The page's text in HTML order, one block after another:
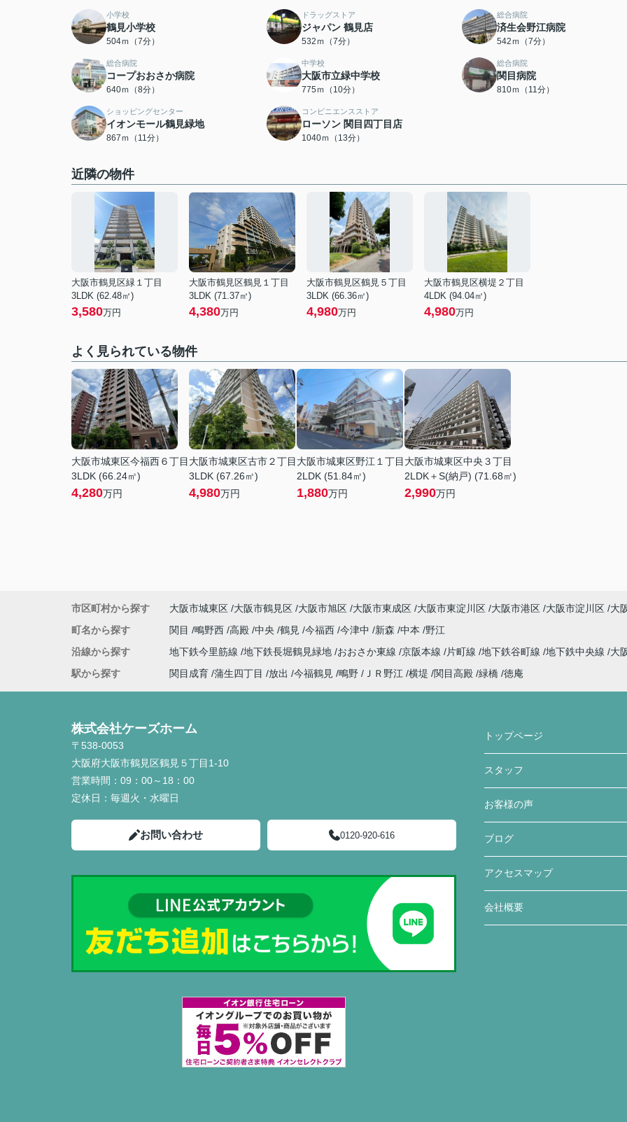
小学校
鶴見小学校
504ｍ（7分）
ドラッグストア
ジャパン 鶴見店
532ｍ（7分）
総合病院
済生会野江病院
542ｍ（7分）
総合病院
コープおおさか病院
640ｍ（8分）
中学校
大阪市立緑中学校
775ｍ（10分）
総合病院
関目病院
810ｍ（11分）
ショッピングセンター
イオンモール鶴見緑地
867ｍ（11分）
コンビニエンスストア
ローソン 関目四丁目店
1040ｍ（13分）
近隣の物件
大阪市鶴見区緑１丁目
3LDK (62.48㎡)
3,580万円
大阪市鶴見区鶴見１丁目
3LDK (71.37㎡)
4,380万円
大阪市鶴見区鶴見５丁目
3LDK (66.36㎡)
4,980万円
大阪市鶴見区横堤２丁目
4LDK (94.04㎡)
4,980万円
よく見られている物件
大阪市城東区今福西６丁目
3LDK (66.24㎡)
4,280万円
大阪市城東区古市２丁目
3LDK (67.26㎡)
4,980万円
大阪市城東区野江１丁目
2LDK (51.84㎡)
1,880万円
大阪市城東区中央３丁目
2LDK＋S(納戸) (71.68㎡)
2,990万円
市区町村から探す 大阪市城東区 大阪市鶴見区 大阪市旭区 大阪市東成区 大阪市東淀川区 大阪市港区 大阪市淀川区 大
町名から探す
関目 鴫野西 高殿 中央 鶴見 今福西 今津中 新森 中本
野江
沿線から探す
地下鉄今里筋線 地下鉄長堀鶴見緑地 おおさか東線 京阪本線 片町線 地下鉄谷町線 地下鉄中央線 大
駅から探す
関目成育 蒲生四丁目 放出 今福鶴見 鴫野 ＪＲ野江 横堤 関目高殿 緑橋 徳庵
株式会社ケーズホーム
〒538-0053
大阪府大阪市鶴見区鶴見５丁目1-10
営業時間： 09：00～18：00
定休日： 毎週火・水曜日
お問い合わせ 0120-920-616
トップページ
スタッフ
お客様の声
ブログ
アクセスマップ
会社概要